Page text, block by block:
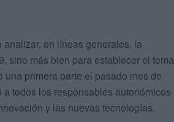
en líneas generales, la
sino más bien para establecer el tema
primera parte el pasado mes de
todos los responsables autonómicos
y las nuevas tecnologías.